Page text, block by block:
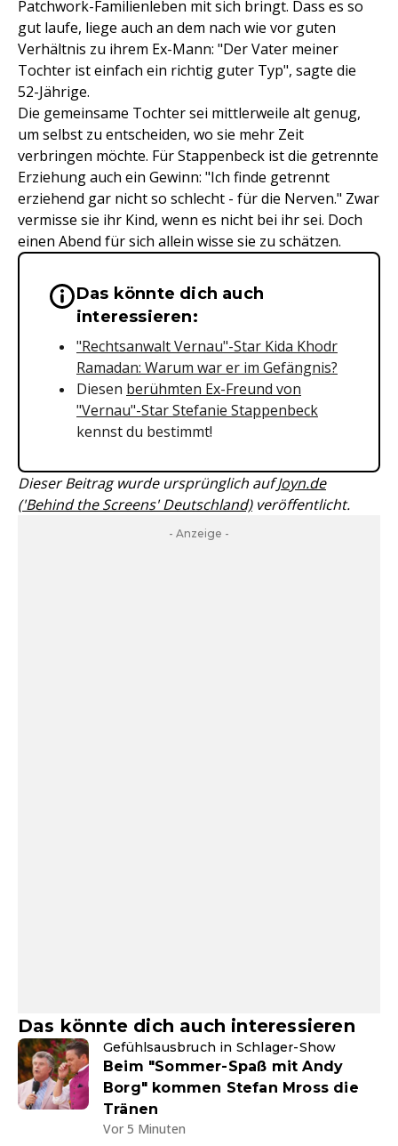
Patchwork-Familienleben mit sich bringt. Dass es so
gut laufe, liege auch an dem nach wie vor guten
Verhältnis zu ihrem Ex-Mann: "Der Vater meiner
Tochter ist einfach ein richtig guter Typ", sagte die
52-Jährige.
Die gemeinsame Tochter sei mittlerweile alt genug,
um selbst zu entscheiden, wo sie mehr Zeit
verbringen möchte. Für Stappenbeck ist die getrennte
Erziehung auch ein Gewinn: "Ich finde getrennt
erziehend gar nicht so schlecht - für die Nerven." Zwar
vermisse sie ihr Kind, wenn es nicht bei ihr sei. Doch
einen Abend für sich allein wisse sie zu schätzen.
Wichtige Hinweise &
Das könnte dich auch
interessieren:
"Rechtsanwalt Vernau"-Star Kida Khodr
Ramadan: Warum war er im Gefängnis?
Diesen berühmten Ex-Freund von
"Vernau"-Star Stefanie Stappenbeck
kennst du bestimmt!
Dieser Beitrag wurde ursprünglich aufJoyn.de
('Behind the Screens' Deutschland)veröffentlicht.
- Anzeige -
Das könnte dich auch interessieren
Gefühlsausbruch in Schlager-Show
Beim "Sommer-Spaß mit Andy
Borg" kommen Stefan Mross die
Tränen
Vor 5 Minuten